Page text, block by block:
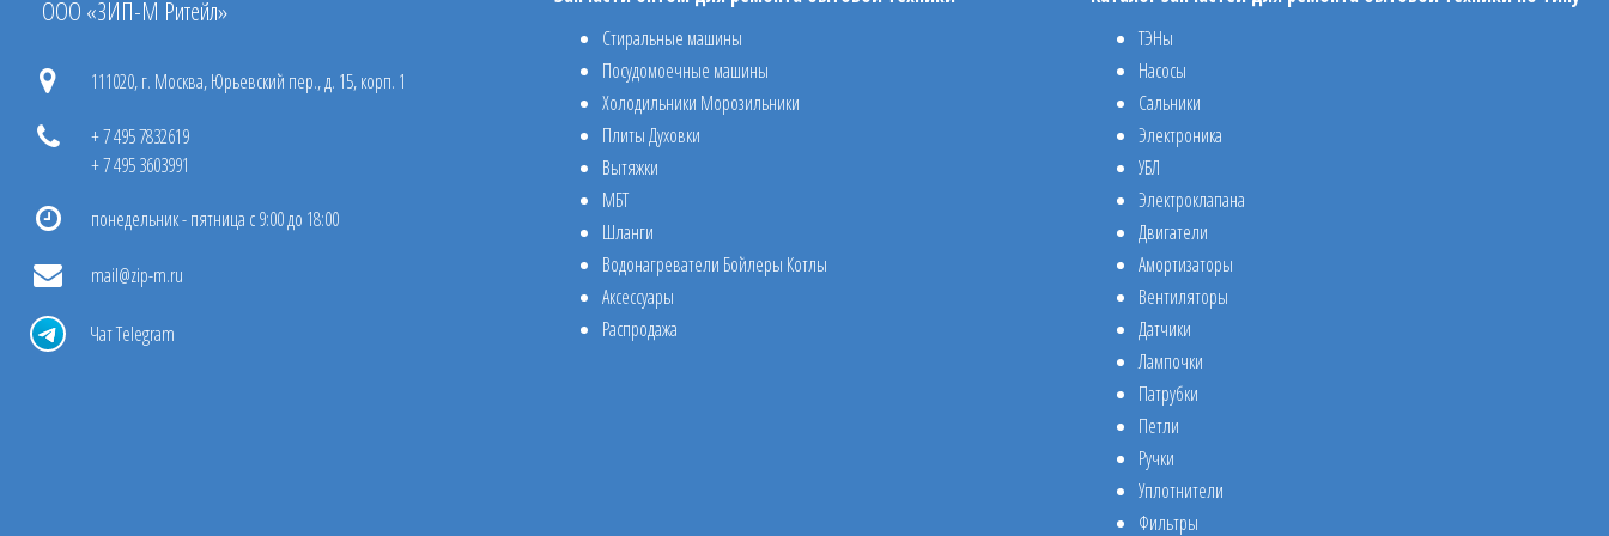
ООО «ЗИП-М Ритейл»
111020, г. Москва, Юрьевский пер., д. 15, корп. 1
+ 7 495 7832619
+ 7 495 3603991
понедельник - пятница с 9:00 до 18:00
mail@zip-m.ru
Чат Telegram
Стиральные машины
Посудомоечные машины
Холодильники Морозильники
Плиты Духовки
Вытяжки
МБТ
Шланги
Водонагреватели Бойлеры Котлы
Аксессуары
Распродажа
ТЭНы
Насосы
Сальники
Электроника
УБЛ
Электроклапана
Двигатели
Амортизаторы
Вентиляторы
Датчики
Лампочки
Патрубки
Петли
Ручки
Уплотнители
Фильтры